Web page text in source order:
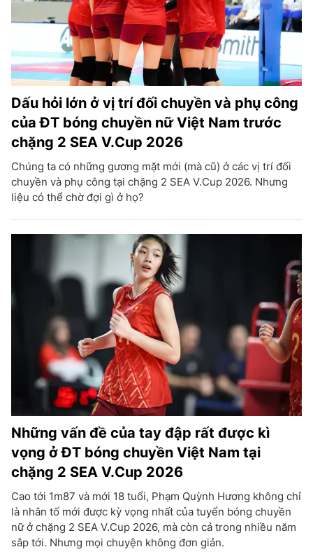
Dấu hỏi lớn ở vị trí đối chuyền và phụ công
của ĐT bóng chuyền nữ Việt Nam trước
chặng 2 SEA V.Cup 2026
Chúng ta có những gương mặt mới (mà cũ) ở các vị trí đối
chuyền và phụ công tại chặng 2 SEA V.Cup 2026. Nhưng
liệu có thể chờ đợi gì ở họ?
Những vấn đề của tay đập rất được kì
vọng ở ĐT bóng chuyền Việt Nam tại
chặng 2 SEA V.Cup 2026
Cao tới 1m87 và mới 18 tuổi, Phạm Quỳnh Hương không chỉ
là nhân tố mới được kỳ vọng nhất của tuyển bóng chuyền
nữ ở chặng 2 SEA V.Cup 2026, mà còn cả trong nhiều năm
sắp tới. Nhưng mọi chuyện không đơn giản.